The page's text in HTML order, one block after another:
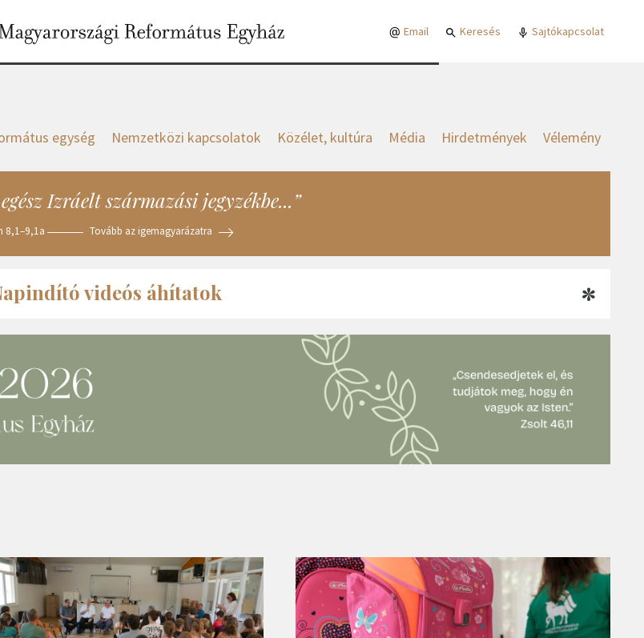
Email Keresés Sajtókapcsolat
egység Nemzetközi kapcsolatok Közélet, kultúra Média Hirdetmények Vélemény
Izráelt származási jegyzékbe...”
8,1–9,1a Tovább az igemagyarázatra
videós áhítatok